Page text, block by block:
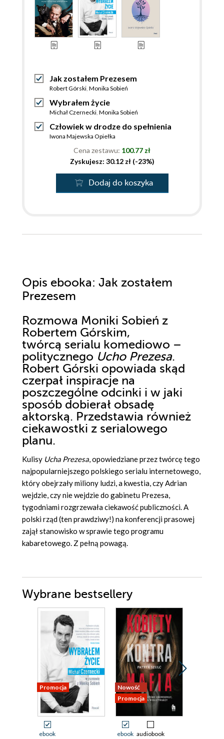
Jak zostałem Prezesem
Robert Górski Monika Sobień
Wybrałem życie
Michał Czernecki Monika Sobień
Człowiek w drodze do spełnienia
Iwona Majewska Opiełka
Cena zestawu: 100.77 zł
Zyskujesz: 30.12 zł (-23%)
Dodaj do koszyka
Opis ebooka: Jak zostałem
Prezesem
Rozmowa Moniki Sobień z
Robertem Górskim,
twórcą serialu komediowo –
politycznego Ucho Prezesa.
Robert Górski opowiada skąd
czerpał inspiracje na
poszczególne odcinki i w jaki
sposób dobierał obsadę
aktorską. Przedstawia również
ciekawostki z serialowego
planu.
Kulisy Ucha Prezesa, opowiedziane przez twórcę tego
najpopularniejszego polskiego serialu internetowego,
który obejrzały miliony ludzi, a kwestia, czy Adrian
wejdzie, czy nie wejdzie do gabinetu Prezesa,
tygodniami rozgrzewała ciekawość publiczności. A
polski rząd (ten prawdziwy!) na konferencji prasowej
zajął stanowisko w sprawie tego programu
kabaretowego. Z pełną powagą.
Wybrane bestsellery
Promocja
ebook
Nowość
Promocja
ebook audiobook